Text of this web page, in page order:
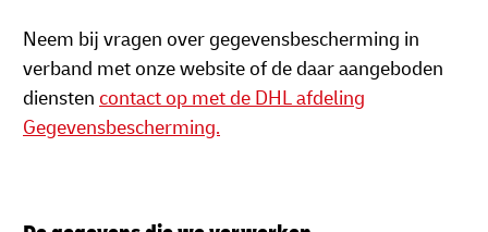
Neem bij vragen over gegevensbescherming in
verband met onze website of de daar aangeboden
diensten contact op met de DHL afdeling
Gegevensbescherming.